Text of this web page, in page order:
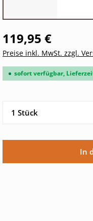
119,95 €
Preise inkl. MwSt. zzgl.
sofort verfügbar,
Produkt Anzahl: Gib
In